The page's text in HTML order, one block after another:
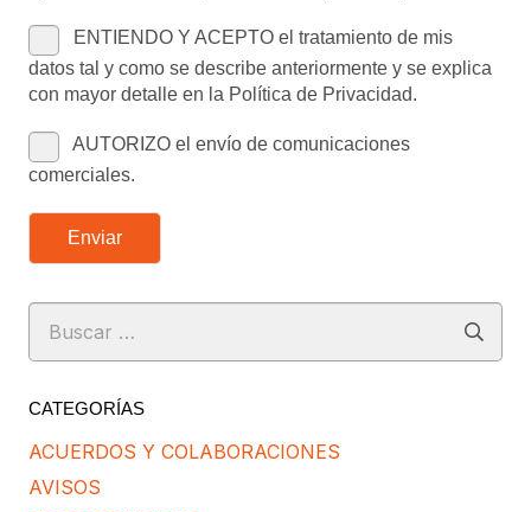
ENTIENDO Y ACEPTO el tratamiento de mis
datos tal y como se describe anteriormente y se explica
con mayor detalle en la Política de Privacidad.
AUTORIZO el envío de comunicaciones
comerciales.
Enviar
Buscar:
CATEGORÍAS
ACUERDOS Y COLABORACIONES
AVISOS